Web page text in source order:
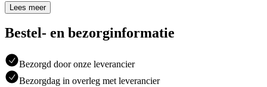
Lees meer
Bestel- en bezorginformatie
Bezorgd door onze leverancier
Bezorgdag in overleg met leverancier